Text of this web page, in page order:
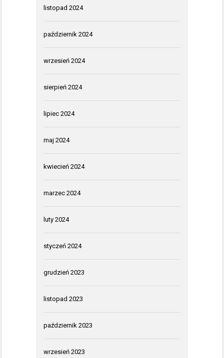
listopad 2024
październik 2024
wrzesień 2024
sierpień 2024
lipiec 2024
maj 2024
kwiecień 2024
marzec 2024
luty 2024
styczeń 2024
grudzień 2023
listopad 2023
październik 2023
wrzesień 2023